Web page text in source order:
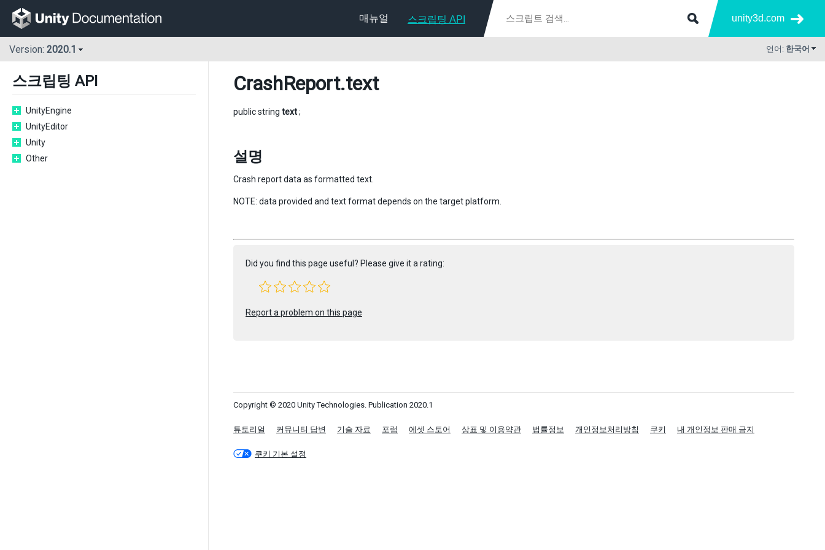
매뉴얼 스크립팅 API unity3d.com
Version: 2020.1 언어: 한국어
스크립팅 API
UnityEngine
UnityEditor
Unity
Other
CrashReport.text
public string text;
설명
Crash report data as formatted text.
NOTE: data provided and text format depends on the target platform.
Did you find this page useful? Please give it a rating:
Report a problem on this page
Copyright © 2020 Unity Technologies. Publication 2020.1
튜토리얼 커뮤니티 답변 기술 자료 포럼 에셋 스토어 상표 및 이용약관 법률정보 개인정보처리방침 쿠키 내 개인정보 판매 금지
쿠키 기본 설정